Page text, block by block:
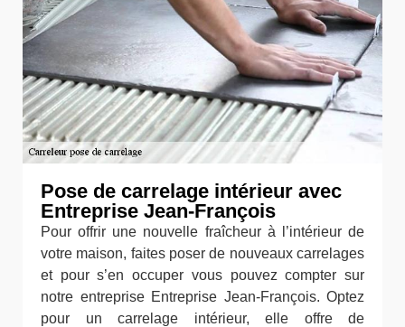
Pose de carrelage intérieur avec
Entreprise Jean-François
Pour offrir une nouvelle fraîcheur à l’intérieur de
votre maison, faites poser de nouveaux carrelages
et pour s’en occuper vous pouvez compter sur
notre entreprise Entreprise Jean-François. Optez
pour un carrelage intérieur, elle offre de